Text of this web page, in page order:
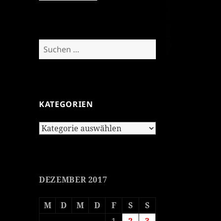
Suchen
nach:
KATEGORIEN
Kategorien
DEZEMBER 2017
M D M D F S
S